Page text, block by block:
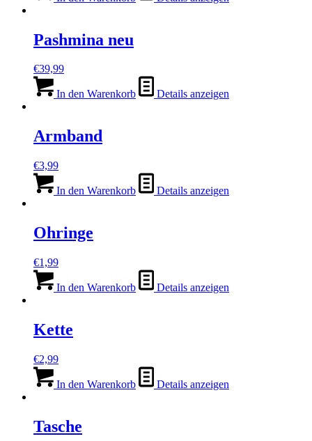
Pashmina neu
€39,99
In den Warenkorb Details anzeigen
Armband
€3,99
In den Warenkorb Details anzeigen
Ohringe
€1,99
In den Warenkorb Details anzeigen
Kette
€2,99
In den Warenkorb Details anzeigen
Tasche